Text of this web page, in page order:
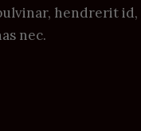
hendrerit id,
nec.